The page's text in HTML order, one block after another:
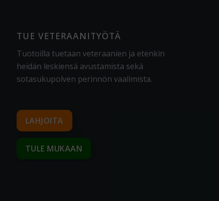
TUE VETERAANITYÖTÄ
Tuotoilla tuetaan veteraanien ja etenkin
heidän leskiensä avustamista sekä
sotasukupolven perinnön vaalimista.
LAHJOITA
TULE MUKAAN